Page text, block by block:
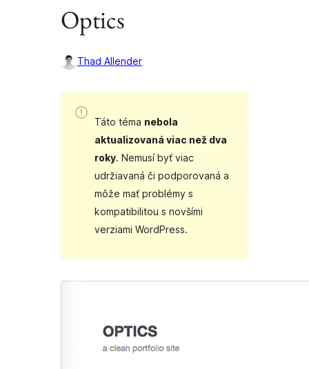
Optics
Thad Allender
Táto téma nebola
aktualizovaná viac než dva
roky. Nemusí byť viac
udržiavaná či podporovaná a
môže mať problémy s
kompatibilitou s novšími
verziami WordPress.